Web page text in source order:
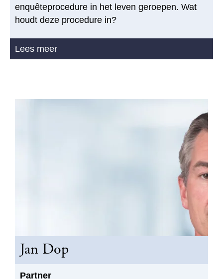
Jan Dop
Partner
enquêteprocedure in het leven geroepen. Wat
houdt deze procedure in?
Lees meer